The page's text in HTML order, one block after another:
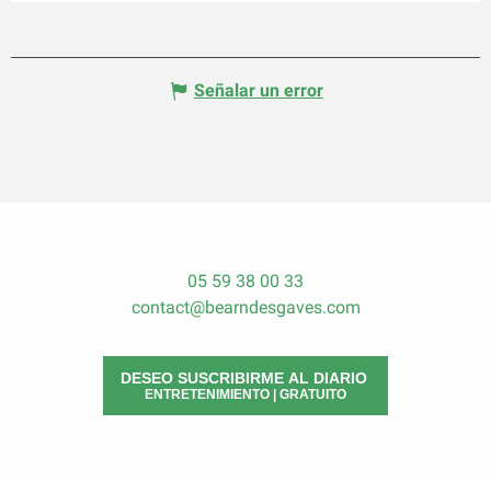
Señalar un error
05 59 38 00 33
contact@bearndesgaves.com
DESEO SUSCRIBIRME AL DIARIO
ENTRETENIMIENTO | GRATUITO